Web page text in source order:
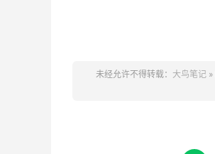
未经允许不得转载： 大鸟笔记»